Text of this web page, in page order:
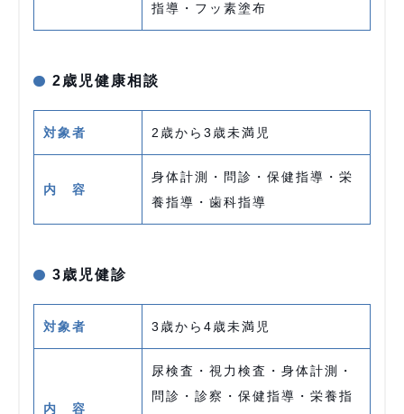
指導・フッ素塗布
2歳児健康相談
対象者 2歳から3歳未満児
内 容
身体計測・問診・保健指導・栄
養指導・歯科指導
3歳児健診
対象者 3歳から4歳未満児
内 容
尿検査・視力検査・身体計測・
問診・診察・保健指導・栄養指